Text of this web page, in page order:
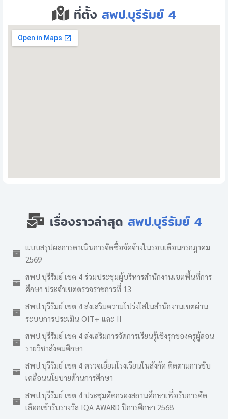
ที่ตั้ง สพป.บุรีรัมย์ 4
เรื่องราวล่าสุด สพป.บุรีรัมย์ 4
แบบสรุปผลการดาเนินการจัดซื้อจัดจ้างในรอบเดือนกรกฎาคม
2569
สพป.บุรีรัมย์ เขต 4 ร่วมประชุมผู้บริหารสำนักงานเขตพื้นที่การ
ศึกษา ประจำเขตตรวจราชการที่ 13
สพป.บุรีรัมย์ เขต 4 ส่งเสริมความโปร่งใสในสำนักงานเขตผ่าน
ระบบการประเมิน OIT+ และ II
สพป.บุรีรัมย์ เขต 4 ส่งเสริมการจัดการเรียนรู้เชิงรุกของครูผู้สอน
รายวิชาสังคมศึกษา
สพป.บุรีรัมย์ เขต 4 ตรวจเยี่ยมโรงเรียนในสังกัด ติดตามการขับ
เคลื่อนนโยบายด้านการศึกษา
สพป.บุรีรัมย์ เขต 4 ประชุมคัดกรองสถานศึกษาเพื่อรับการคัด
เลือกเข้ารับรางวัล IQA AWARD ปีการศึกษา 2568